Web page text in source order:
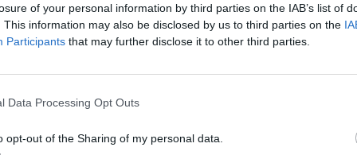
of your personal information by third parties on the IAB’s list of
This information may also be disclosed by us to third parties on the
Participants that may further disclose it to other third parties.
Data Processing Opt Outs
opt-out of the Sharing of my personal data.
όπου η 82χρονη σήμερα Carroll είχε
χρηματοδότησηγια την αγωγή της, αν
από τα δικαστικά έξοδά της είχαν